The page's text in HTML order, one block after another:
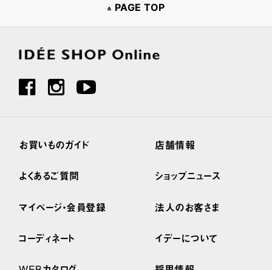
PAGE TOP
お買いものガイド
よくあるご質問
マイページ・会員登録
コーディネート
店舗情報
ショップニュース
法人のお客さま
イデーについて